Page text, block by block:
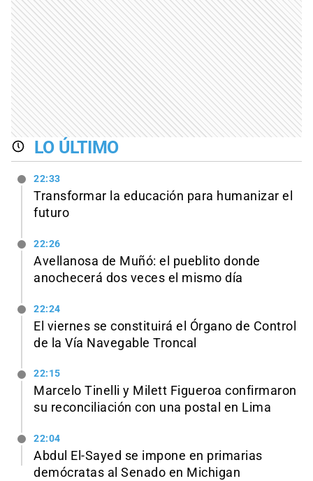
LO ÚLTIMO
22:33
Transformar la educación para humanizar el
futuro
22:26
Avellanosa de Muñó: el pueblito donde
anochecerá dos veces el mismo día
22:24
El viernes se constituirá el Órgano de Control
de la Vía Navegable Troncal
22:15
Marcelo Tinelli y Milett Figueroa confirmaron
su reconciliación con una postal en Lima
22:04
Abdul El-Sayed se impone en primarias
demócratas al Senado en Michigan